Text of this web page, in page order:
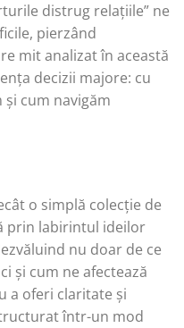
distrug relațiile” ne
pierzând
mit analizat în această
decizii majore: cu
și cum navigăm
o simplă colecție de
prin labirintul ideilor
nu doar de ce
și cum ne afectează
a oferi claritate și
într-un mod